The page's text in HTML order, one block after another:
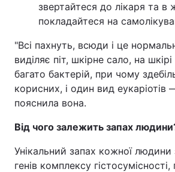
звертайтеся до лікаря та в
покладайтеся на
"Всі пахнуть, всюди і це
виділяє піт, шкірне сало, на
багато бактерій, при чому
корисних, і один вид еукаріотів
пояснила вона.
Від чого залежить запах
Унікальний запах кожної людини
генів комплексу